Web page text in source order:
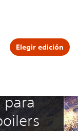
Elegir edición
para